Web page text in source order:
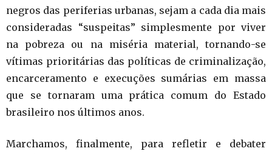
negros das periferias urbanas, sejam a cada dia mais
consideradas “suspeitas” simplesmente por viver
na pobreza ou na miséria material, tornando-se
vítimas prioritárias das políticas de criminalização,
encarceramento e execuções sumárias em massa
que se tornaram uma prática comum do Estado
brasileiro nos últimos anos.
Marchamos, finalmente, para refletir e debater